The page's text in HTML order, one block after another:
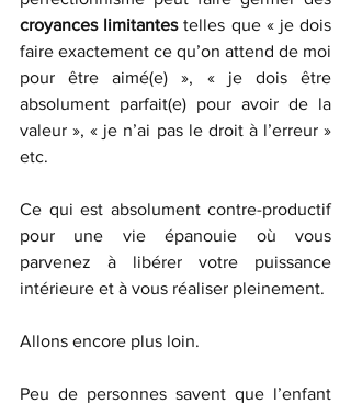
croyances limitantes telles que « je dois
faire exactement ce qu’on attend de moi
pour être aimé(e) », « je dois être
absolument parfait(e) pour avoir de la
valeur », « je n’ai pas le droit à l’erreur »
etc.
Ce qui est absolument contre-productif
pour une vie épanouie où vous
parvenez à libérer votre puissance
intérieure et à vous réaliser pleinement.
Allons encore plus loin.
Peu de personnes savent que l’enfant